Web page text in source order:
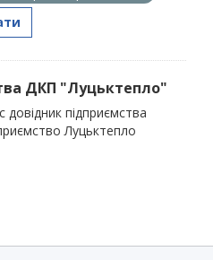
ДКП "Луцьктепло"
довідник підприємства
Луцьктепло